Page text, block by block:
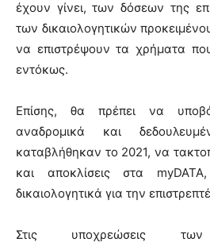
έχουν γίνει, των δόσεων της
των δικαιολογητικών
να επιστρέψουν τα χρήματα
εντόκως.
Επίσης, θα πρέπει να
αναδρομικά και
καταβλήθηκαν το 2021, να
και αποκλίσεις στα
δικαιολογητικά για την
Στις υποχρεώσεις των